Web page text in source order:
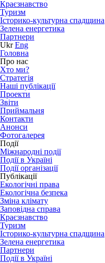
Краєзнавство
Туризм
Історико-культурна спадщина
Зелена енергетика
Партнери
Ukr Eng
Головна
Про нас
Хто ми?
Стратегія
Наші публікації
Проекти
Звіти
Приймальня
Контакти
Анонси
Фотогалерея
Події
Міжнародні події
Події в Україні
Події організації
Публікації
Екологічні права
Екологічна безпека
Зміна клімату
Заповідна справа
Краєзнавство
Туризм
Історико-культурна спадщина
Зелена енергетика
Партнери
Події в Україні